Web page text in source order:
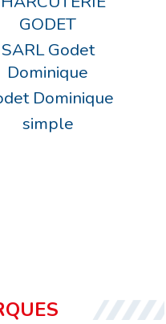
GODET
SARL Godet
Dominique
Dominique
simple